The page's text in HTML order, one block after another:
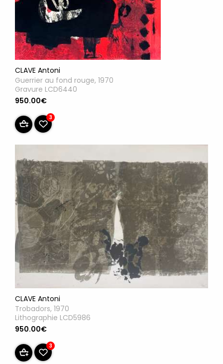
CLAVE Antoni
Guerrier au fond rouge, 1970
Gravure LCD6440
950.00€
3
CLAVE Antoni
Trobadors, 1970
Lithographie LCD5986
950.00€
3